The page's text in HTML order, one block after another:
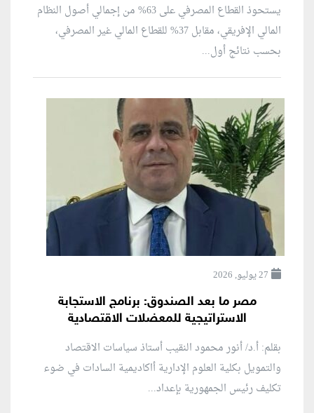
يستحوذ القطاع المصرفي على 63% من إجمالي أصول النظام
المالي الإفريقي، مقابل 37% للقطاع المالي غير المصرفي،
بحسب نتائج أول...
27 يوليو, 2026
مصر ما بعد الصندوق: برنامج الاستجابة
الاستراتيجية للمعضلات الاقتصادية
بقلم: أ.د/ أنور محمود النقيب أستاذ سياسات الاقتصاد
والتمويل بكلية العلوم الإدارية أاكاديمية السادات في ضوء
تكليف رئيس الجمهورية بإعداد...